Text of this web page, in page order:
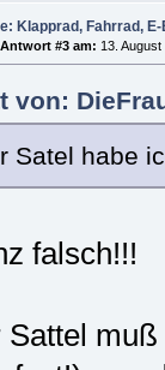
Klapprad, Fahrrad,
Antwort #3 am: 13.
von:
Satel habe
falsch!!!
Sattel